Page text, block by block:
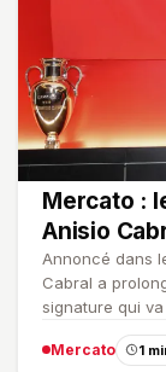
Mercato :
Anisio
Annoncé dans
Cabral a
signature qui
Mercato 1